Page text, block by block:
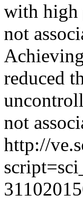
with high
not
reduced
not
http://